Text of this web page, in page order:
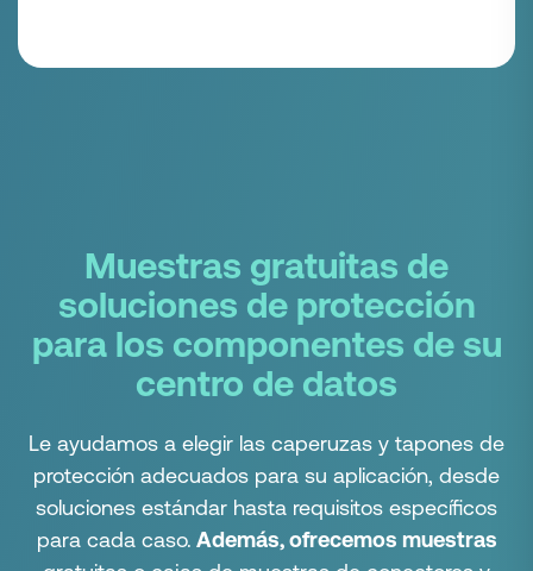
Muestras gratuitas de
soluciones de protección
para los componentes de su
centro de datos
Le ayudamos a elegir las caperuzas y tapones de
protección adecuados para su aplicación, desde
soluciones estándar hasta requisitos específicos
para cada caso. Además, ofrecemos muestras